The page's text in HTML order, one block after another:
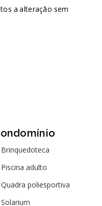
a alteração sem
Brinquedoteca
Piscina adulto
Quadra poliesportiva
Solarium